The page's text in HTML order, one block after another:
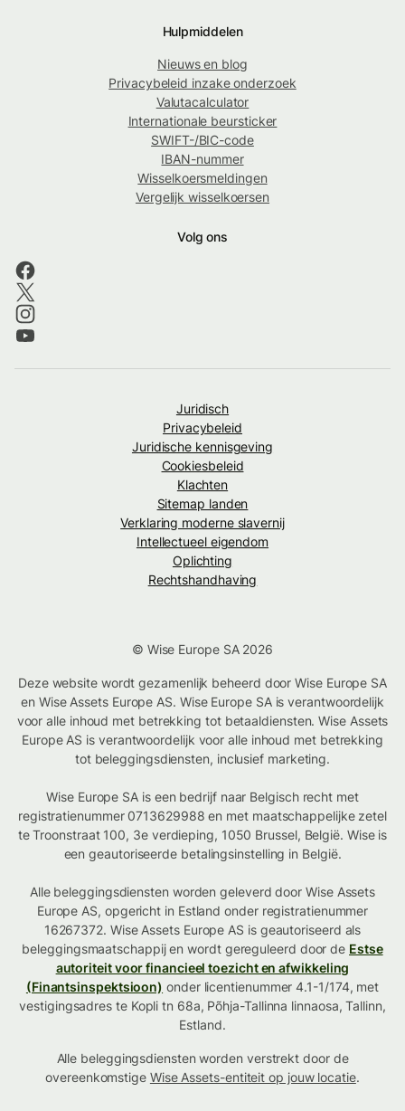
Hulpmiddelen
Nieuws en blog
Privacybeleid inzake onderzoek
Valutacalculator
Internationale beursticker
SWIFT-/BIC-code
IBAN-nummer
Wisselkoersmeldingen
Vergelijk wisselkoersen
Volg ons
Juridisch
Privacybeleid
Juridische kennisgeving
Cookiesbeleid
Klachten
Sitemap landen
Verklaring moderne slavernij
Intellectueel eigendom
Oplichting
Rechtshandhaving
© Wise Europe SA 2026
Deze website wordt gezamenlijk beheerd door Wise Europe SA
en Wise Assets Europe AS. Wise Europe SA is verantwoordelijk
voor alle inhoud met betrekking tot betaaldiensten. Wise Assets
Europe AS is verantwoordelijk voor alle inhoud met betrekking
tot beleggingsdiensten, inclusief marketing.
Wise Europe SA is een bedrijf naar Belgisch recht met
registratienummer 0713629988 en met maatschappelijke zetel
te Troonstraat 100, 3e verdieping, 1050 Brussel, België. Wise is
een geautoriseerde betalingsinstelling in België.
Alle beleggingsdiensten worden geleverd door Wise Assets
Europe AS, opgericht in Estland onder registratienummer
16267372. Wise Assets Europe AS is geautoriseerd als
beleggingsmaatschappij en wordt gereguleerd door de Estse
autoriteit voor financieel toezicht en afwikkeling
(Finantsinspektsioon) onder licentienummer 4.1-1/174, met
vestigingsadres te Kopli tn 68a, Põhja-Tallinna linnaosa, Tallinn,
Estland.
Alle beleggingsdiensten worden verstrekt door de
overeenkomstige Wise Assets-entiteit op jouw locatie.